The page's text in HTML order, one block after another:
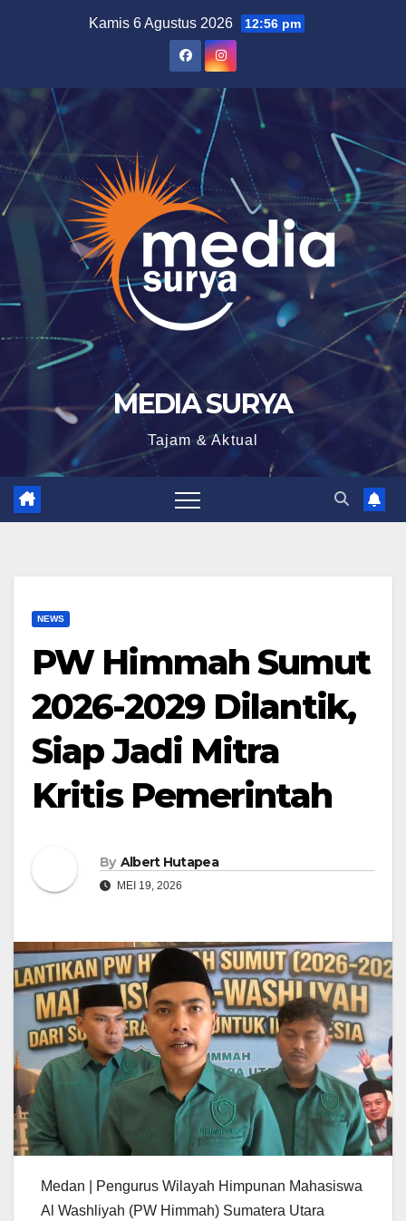
Kamis 6 Agustus 2026 12:56 pm
MEDIA SURYA
Tajam & Aktual
NEWS
PW Himmah Sumut
2026-2029 Dilantik,
Siap Jadi Mitra
Kritis Pemerintah
By Albert Hutapea
MEI 19, 2026
Medan | Pengurus Wilayah Himpunan Mahasiswa
Al Washliyah (PW Himmah) Sumatera Utara